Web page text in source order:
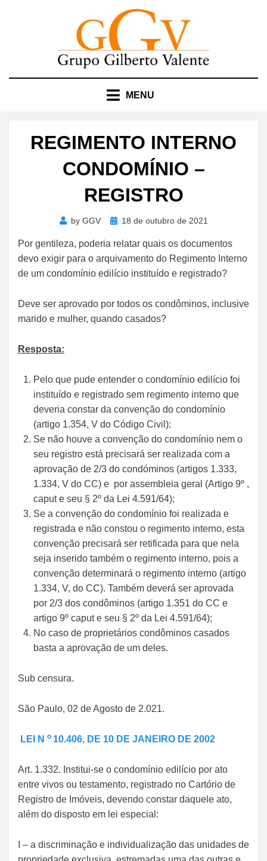
MENU
REGIMENTO INTERNO
CONDOMÍNIO –
REGISTRO
by GGV
Posted18 de outubro de 2021
Por gentileza, poderia relatar quais os documentos
devo exigir para o arquivamento do Regimento Interno
de um condomínio edilício instituído e registrado?
Deve ser aprovado por todos os condôminos, inclusive
marido e mulher, quando casados?
Resposta:
Pelo que pude entender o condomínio edilício foi
instituído e registrado sem regimento interno que
deveria constar da convenção do condomínio
(artigo 1.354, V do Código Civil);
Se não houve a convenção do condomínio nem o
seu registro está precisará ser realizada com a
aprovação de 2/3 do condóminos (artigos 1.333,
1.334, V do CC) e por assembleia geral (Artigo 9º ,
caput e seu § 2º da Lei 4.591/64);
Se a convenção do condomínio foi realizada e
registrada e não constou o regimento interno, esta
convenção precisará ser retificada para que nela
seja inserido também o regimento interno, pois a
convenção determinará o regimento interno (artigo
1.334, V, do CC). Também deverá ser aprovada
por 2/3 dos condôminos (artigo 1.351 do CC e
artigo 9º caput e seu § 2º da Lei 4.591/64);
No caso de proprietários condôminos casados
basta a aprovação de um deles.
Sub censura.
São Paulo, 02 de Agosto de 2.021.
LEI N o 10.406, DE 10 DE JANEIRO DE 2002
Art. 1.332. Institui-se o condomínio edilício por ato
entre vivos ou testamento, registrado no Cartório de
Registro de Imóveis, devendo constar daquele ato,
além do disposto em lei especial:
I – a discriminação e individualização das unidades de